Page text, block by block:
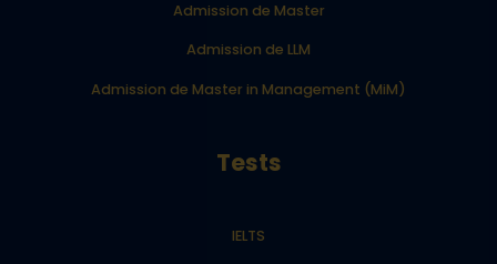
Admission de Master
Admission de LLM
Admission de Master in Management (MiM)
Tests
IELTS